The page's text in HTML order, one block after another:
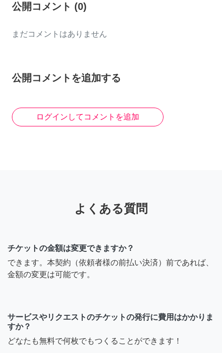
公開コメント (0)
まだコメントはありません
公開コメントを追加する
ログインしてコメントを追加
よくある質問
チケットの金額は変更できますか？
できます。本契約（依頼者様の前払い決済）前であれば、
金額の変更は可能です。
サービスやリクエストのチケットの発行に費用はかかりま
すか？
どなたも無料で何枚でもつくることができます！